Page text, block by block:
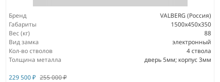
Бренд
VALBERG (Россия)
Габариты
1500x450x350
Вес (кг)
88
Вид замка
электронный
Кол-во стволов
4 ствола
Толщина металла
дверь 5мм; корпус 3мм
229 500₽ 255 000₽